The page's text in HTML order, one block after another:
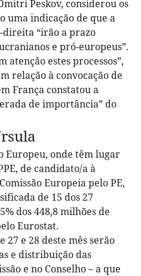
Peskov, considerou os
uma indicação de que a
“irão a prazo
e pró-europeus”.
atenção estes processos”,
relação à convocação de
França constatou a
de importância” do
Europeu, onde têm lugar
de candidato/a à
Europeia pelo PE,
de 15 dos 27
dos 448,8 milhões de
Eurostat.
27 e 28 deste mês serão
e distribuição das
e no Conselho – a que